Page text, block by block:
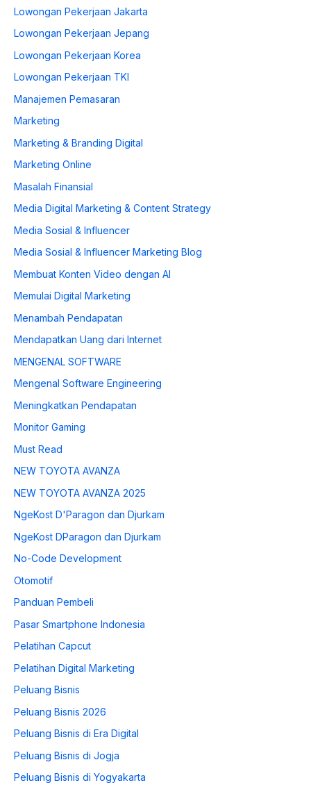
Lowongan Pekerjaan Jakarta
Lowongan Pekerjaan Jepang
Lowongan Pekerjaan Korea
Lowongan Pekerjaan TKI
Manajemen Pemasaran
Marketing
Marketing & Branding Digital
Marketing Online
Masalah Finansial
Media Digital Marketing & Content Strategy
Media Sosial & Influencer
Media Sosial & Influencer Marketing Blog
Membuat Konten Video dengan AI
Memulai Digital Marketing
Menambah Pendapatan
Mendapatkan Uang dari Internet
MENGENAL SOFTWARE
Mengenal Software Engineering
Meningkatkan Pendapatan
Monitor Gaming
Must Read
NEW TOYOTA AVANZA
NEW TOYOTA AVANZA 2025
NgeKost D'Paragon dan Djurkam
NgeKost DParagon dan Djurkam
No-Code Development
Otomotif
Panduan Pembeli
Pasar Smartphone Indonesia
Pelatihan Capcut
Pelatihan Digital Marketing
Peluang Bisnis
Peluang Bisnis 2026
Peluang Bisnis di Era Digital
Peluang Bisnis di Jogja
Peluang Bisnis di Yogyakarta